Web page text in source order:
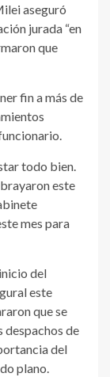
aseguró
jurada “en
que
fin a más de
todo bien.
este
mes para
del
este
que se
despachos de
del
plano.